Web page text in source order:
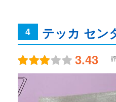
4 テッカ セン
3.43